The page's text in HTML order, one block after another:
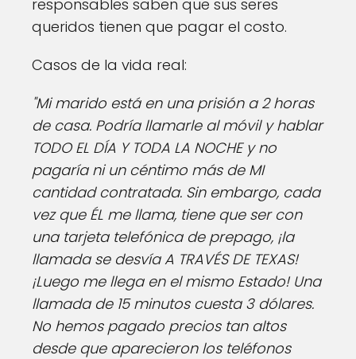
responsables saben que sus seres
queridos tienen que pagar el costo.
Casos de la vida real:
"Mi marido está en una prisión a 2 horas
de casa. Podría llamarle al móvil y hablar
TODO EL DÍA Y TODA LA NOCHE y no
pagaría ni un céntimo más de MI
cantidad contratada. Sin embargo, cada
vez que ÉL me llama, tiene que ser con
una tarjeta telefónica de prepago, ¡la
llamada se desvía A TRAVÉS DE TEXAS!
¡Luego me llega en el mismo Estado! Una
llamada de 15 minutos cuesta 3 dólares.
No hemos pagado precios tan altos
desde que aparecieron los teléfonos